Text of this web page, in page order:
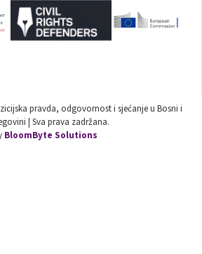
pravda, odgovornost i sjećanje u Bosni i
| Sva prava zadržana.
BloomByte Solutions